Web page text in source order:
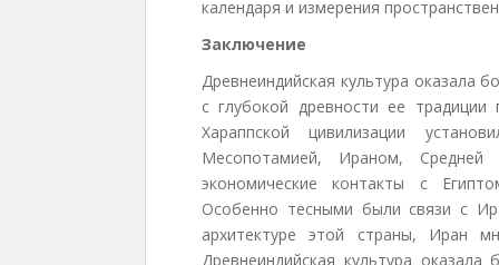
календаря и измерения
Заключение
Древнеиндийская культура оказала
с глубокой древности ее
Хараппской цивилизации
Месопотамией, Ираном,
экономические контакты с
Особенно тесными были связи с
архитектуре этой страны, Иран
Древнеиндийская культура